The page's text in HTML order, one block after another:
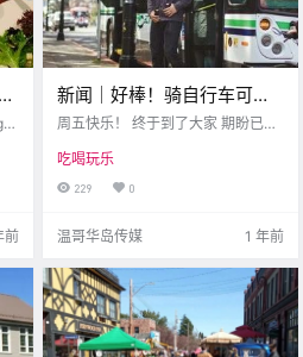
前
新闻｜好棒！骑自行车可免
费乘坐维多利亚公交！维多
周五快乐！ 终于到了大家 期盼已久
都是放松和调整的好时机~ 可以看看
今天的首条推送 有博主精选的一些
周末活动哦 希望其中有你感兴趣的
吃喝玩乐
229 0
温哥华岛传媒 1 年前